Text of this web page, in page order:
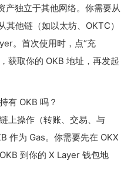
产独立于其他网络。你需要从
他链（如以太坊、OKTC）
。首次使用时，点“充
获取你的 OKB 地址，再发起
有 OKB 吗？
上操作（转账、交易、与
作为 Gas。你需要先在 OKX
到你的 X Layer 钱包地